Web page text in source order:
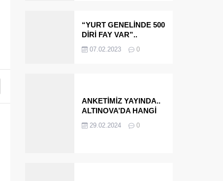
“YURT GENELİNDE 500
DİRİ FAY VAR”..
ÇINARCIK..
07.02.2023 0
ANKETİMİZ YAYINDA..
ALTINOVA’DA HANGİ
BAŞKANI OLARAK
29.02.2024 0